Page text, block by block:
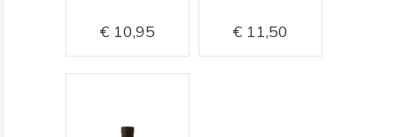
10,95 11,50